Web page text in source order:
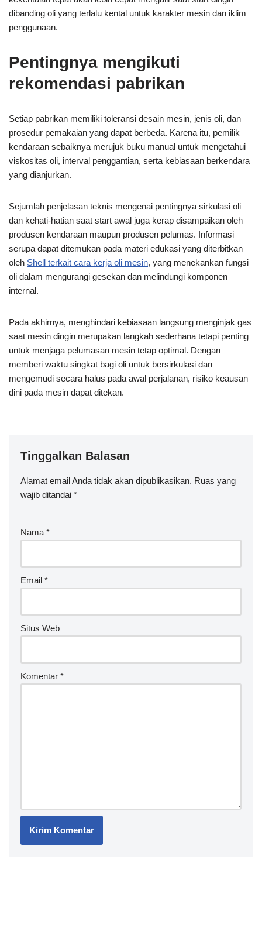
dibanding oli yang terlalu kental untuk karakter mesin dan iklim
penggunaan.
Pentingnya mengikuti
rekomendasi pabrikan
Setiap pabrikan memiliki toleransi desain mesin, jenis oli, dan
prosedur pemakaian yang dapat berbeda. Karena itu, pemilik
kendaraan sebaiknya merujuk buku manual untuk mengetahui
viskositas oli, interval penggantian, serta kebiasaan berkendara
yang dianjurkan.
Sejumlah penjelasan teknis mengenai pentingnya sirkulasi oli
dan kehati-hatian saat start awal juga kerap disampaikan oleh
produsen kendaraan maupun produsen pelumas. Informasi
serupa dapat ditemukan pada materi edukasi yang diterbitkan
oleh Shell terkait cara kerja oli mesin, yang menekankan fungsi
oli dalam mengurangi gesekan dan melindungi komponen
internal.
Pada akhirnya, menghindari kebiasaan langsung menginjak gas
saat mesin dingin merupakan langkah sederhana tetapi penting
untuk menjaga pelumasan mesin tetap optimal. Dengan
memberi waktu singkat bagi oli untuk bersirkulasi dan
mengemudi secara halus pada awal perjalanan, risiko keausan
dini pada mesin dapat ditekan.
Tinggalkan Balasan
Alamat email Anda tidak akan dipublikasikan. Ruas yang
wajib ditandai *
Nama *
Email *
Situs Web
Komentar *
A
lt
n
ti
v